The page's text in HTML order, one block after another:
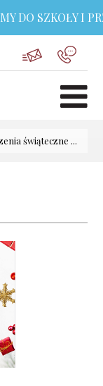
DO SZKOŁY I
świąteczne ...